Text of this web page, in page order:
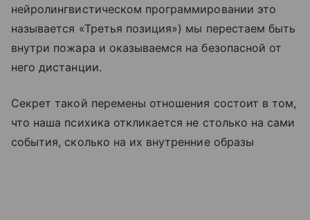
нейролингвистическом программировании это
называется «Третья позиция») мы перестаем быть
внутри пожара и оказываемся на безопасной от
него дистанции.
Секрет такой перемены отношения состоит в том,
что наша психика откликается не столько на сами
события, сколько на их внутренние образы